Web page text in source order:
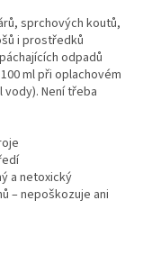
sprchových koutů,
i prostředků
odpadů
ml při oplachovém
vody). Není třeba
a netoxický
– nepoškozuje ani